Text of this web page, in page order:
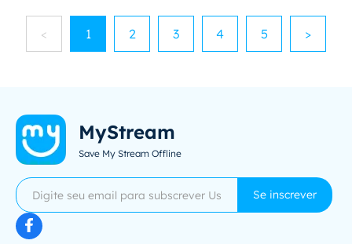
< 1 2 3 4 5 >
MyStream
Save My Stream Offline
Se inscrever